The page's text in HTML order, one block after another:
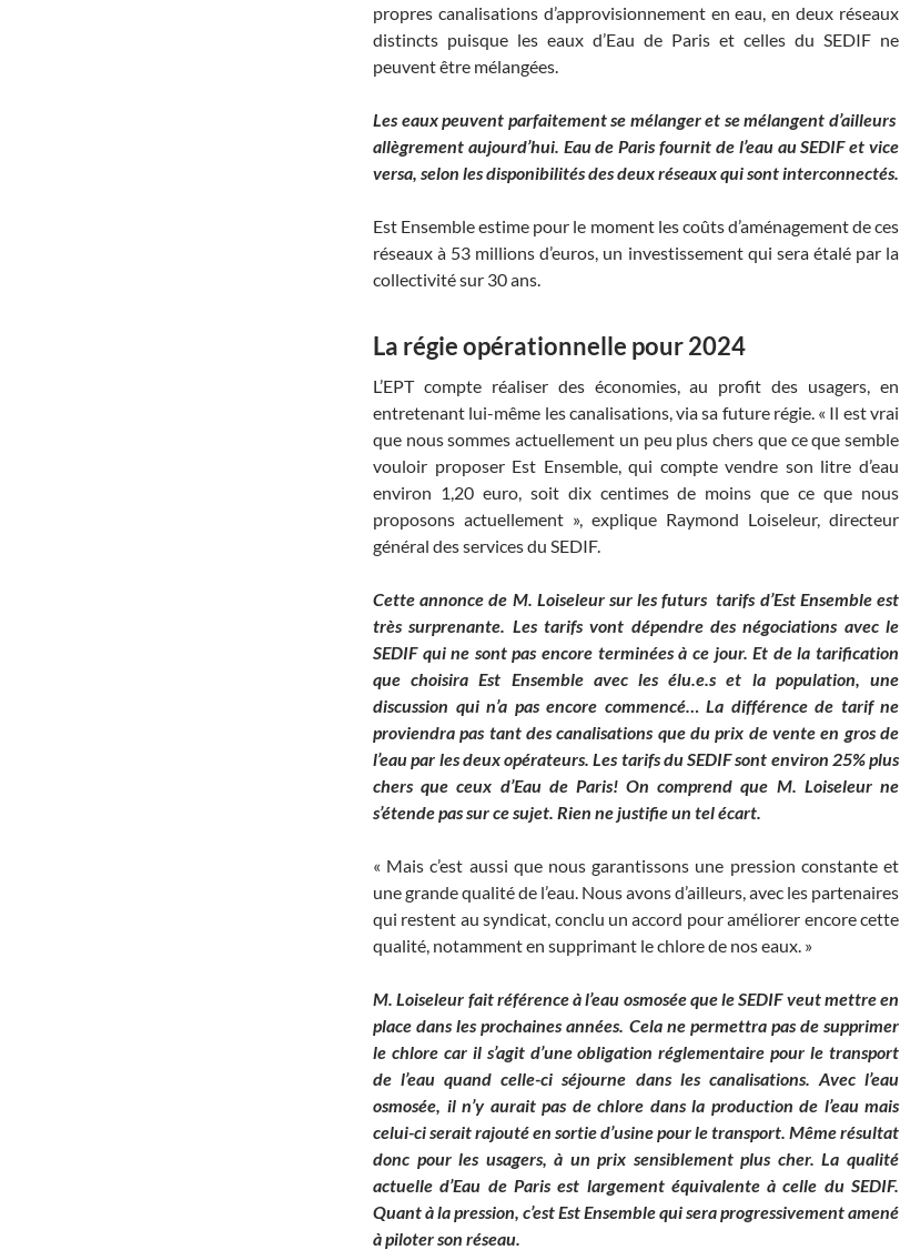
propres canalisations d’approvisionnement en eau, en deux réseaux
distincts puisque les eaux d’Eau de Paris et celles du SEDIF ne
peuvent être mélangées.
Les eaux peuvent parfaitement se mélanger et se mélangent d’ailleurs
allègrement aujourd’hui. Eau de Paris fournit de l’eau au SEDIF et vice
versa, selon les disponibilités des deux réseaux qui sont interconnectés.
Est Ensemble estime pour le moment les coûts d’aménagement de ces
réseaux à 53 millions d’euros, un investissement qui sera étalé par la
collectivité sur 30 ans.
La régie opérationnelle pour 2024
L’EPT compte réaliser des économies, au profit des usagers, en
entretenant lui-même les canalisations, via sa future régie. « Il est vrai
que nous sommes actuellement un peu plus chers que ce que semble
vouloir proposer Est Ensemble, qui compte vendre son litre d’eau
environ 1,20 euro, soit dix centimes de moins que ce que nous
proposons actuellement », explique Raymond Loiseleur, directeur
général des services du SEDIF.
Cette annonce de M. Loiseleur sur les futurs tarifs d’Est Ensemble est
très surprenante. Les tarifs vont dépendre des négociations avec le
SEDIF qui ne sont pas encore terminées à ce jour. Et de la tarification
que choisira Est Ensemble avec les élu.e.s et la population, une
discussion qui n’a pas encore commencé… La différence de tarif ne
proviendra pas tant des canalisations que du prix de vente en gros de
l’eau par les deux opérateurs. Les tarifs du SEDIF sont environ 25% plus
chers que ceux d’Eau de Paris! On comprend que M. Loiseleur ne
s’étende pas sur ce sujet. Rien ne justifie un tel écart.
« Mais c’est aussi que nous garantissons une pression constante et
une grande qualité de l’eau. Nous avons d’ailleurs, avec les partenaires
qui restent au syndicat, conclu un accord pour améliorer encore cette
qualité, notamment en supprimant le chlore de nos eaux. »
M. Loiseleur fait référence à l’eau osmosée que le SEDIF veut mettre en
place dans les prochaines années. Cela ne permettra pas de supprimer
le chlore car il s’agit d’une obligation réglementaire pour le transport
de l’eau quand celle-ci séjourne dans les canalisations. Avec l’eau
osmosée, il n’y aurait pas de chlore dans la production de l’eau mais
celui-ci serait rajouté en sortie d’usine pour le transport. Même résultat
donc pour les usagers, à un prix sensiblement plus cher. La qualité
actuelle d’Eau de Paris est largement équivalente à celle du SEDIF.
Quant à la pression, c’est Est Ensemble qui sera progressivement amené
à piloter son réseau.